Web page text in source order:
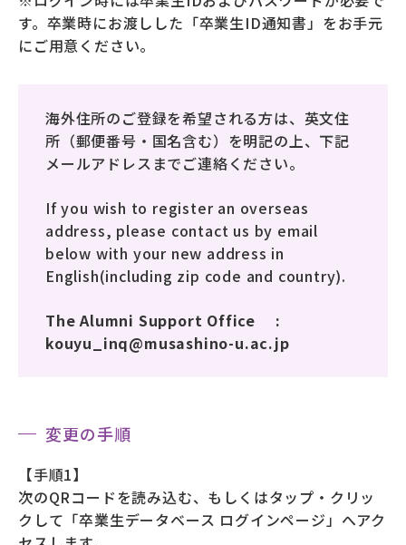
よくあるご質問 プライバシーポリシー
す。卒業時にお渡しした「卒業生ID通知書」をお手元
にご用意ください。
海外住所のご登録を希望される方は、英文住
所（郵便番号・国名含む）を明記の上、下記
メールアドレスまでご連絡ください。
If you wish to register an overseas
address, please contact us by email
below with your new address in
English(including zip code and country).
The Alumni Support Office :
kouyu_inq@musashino-u.ac.jp
変更の手順
【手順1】
次のQRコードを読み込む、もしくはタップ・クリッ
クして「卒業生データベース ログインページ」へアク